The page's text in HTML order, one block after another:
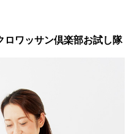
ロワッサン倶楽部お試し隊